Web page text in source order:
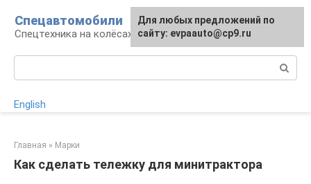
контенту
Спецавтомобили
Спецтехника на колёсах
English
Главная » Марки
Как сделать тележку для минитрактора
Для любых предложений по
сайту: evpaauto@cp9.ru